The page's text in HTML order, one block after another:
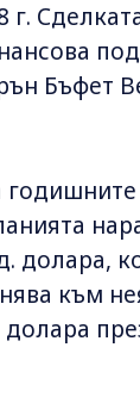
г.
Бъфет
долара,
към